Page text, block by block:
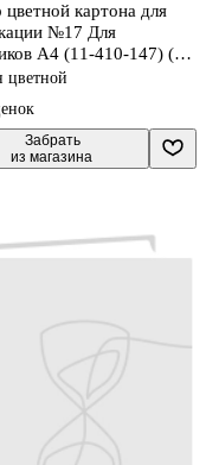
картона для
№17 Для
А4 (11-410-147) (10
листов) (папка)
цветной
Забрать
из магазина